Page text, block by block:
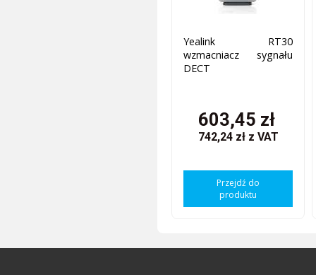
Yealink RT30
wzmacniacz sygnału
DECT
603,45 zł
742,24 zł z VAT
Przejdź do
produktu